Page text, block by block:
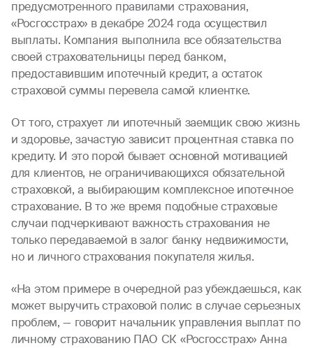
предусмотренного правилами страхования,
«Росгосстрах» в декабре 2024 года осуществил
выплаты. Компания выполнила все обязательства
своей страховательницы перед банком,
предоставившим ипотечный кредит, а остаток
страховой суммы перевела самой клиентке.
От того, страхует ли ипотечный заемщик свою жизнь
и здоровье, зачастую зависит процентная ставка по
кредиту. И это порой бывает основной мотивацией
для клиентов, не ограничивающихся обязательной
страховкой, а выбирающим комплексное ипотечное
страхование. В то же время подобные страховые
случаи подчеркивают важность страхования не
только передаваемой в залог банку недвижимости,
но и личного страхования покупателя жилья.
«На этом примере в очередной раз убеждаешься, как
может выручить страховой полис в случае серьезных
проблем, — говорит начальник управления выплат по
личному страхованию ПАО СК «Росгосстрах» Анна